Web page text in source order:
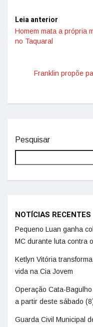
Leia anterior
Homem mata a própria
no Taquaral
Franklin propõe
Pesquisar
NOTÍCIAS RECENTES
Pequeno Luan ganha
MC durante luta contra
Ketlyn Vitória
vida na Cia Jovem
Operação Cata-
a partir deste sábado
Guarda Civil Municipal